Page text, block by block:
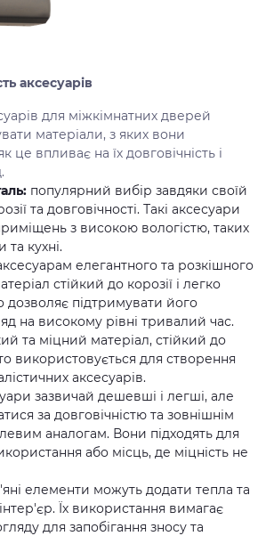
аксесуарів
для міжкімнатних дверей
матеріали, з яких вони
це впливає на їх довговічність і
популярний вибір завдяки своїй
та довговічності. Такі аксесуари
з високою вологістю, таких
та кухні.
елегантного та розкішного
стійкий до корозії і легко
дозволяє підтримувати його
на високому рівні тривалий час.
та міцний матеріал, стійкий до
використовується для створення
аксесуарів.
зазвичай дешевші і легші, але
за довговічністю та зовнішнім
аналогам. Вони підходять для
або місць, де міцність не
елементи можуть додати тепла та
Їх використання вимагає
для запобігання зносу та